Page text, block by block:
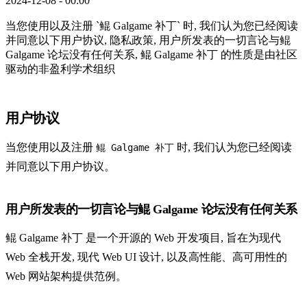
当您使用以及注册 `鲲 Galgame 补丁` 时, 我们认为您已经阅读
并同意以下用户协议, 隐私政策, 用户所发表的一切言论与鲲
Galgame 论坛没有任何关系, 鲲 Galgame 补丁 的性质是由社区
驱动的非盈利学术组织
用户协议
当您使用以及注册 鲲 Galgame 补丁 时, 我们认为您已经阅读
并同意以下用户协议。
用户所发表的一切言论与鲲 Galgame 论坛没有任何关系
鲲 Galgame 补丁 是一个开源的 Web 开发项目, 旨在为现代
Web 全栈开发, 现代 Web UI 设计, 以及高性能、高可用性的
Web 网站架构提供范例。